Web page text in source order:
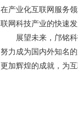
在产业化互联网服务
联网科技产业的快速
展望未来，邝铭
努力成为国内外知名
更加辉煌的成就，为